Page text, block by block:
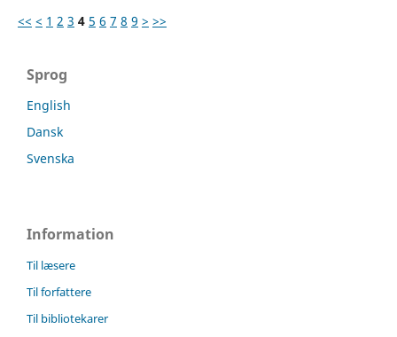
<< < 1 2 3 4 5 6 7 8 9 > >>
Sprog
English
Dansk
Svenska
Information
Til læsere
Til forfattere
Til bibliotekarer